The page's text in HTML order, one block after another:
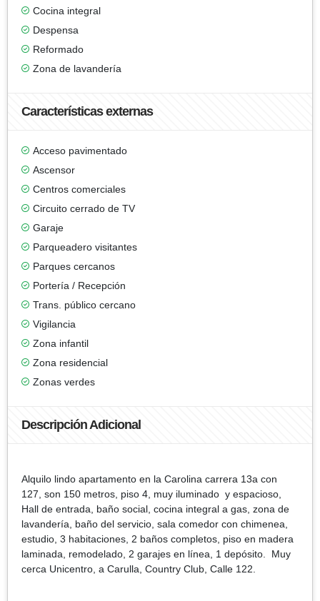
Cocina integral
Despensa
Reformado
Zona de lavandería
Características externas
Acceso pavimentado
Ascensor
Centros comerciales
Circuito cerrado de TV
Garaje
Parqueadero visitantes
Parques cercanos
Portería / Recepción
Trans. público cercano
Vigilancia
Zona infantil
Zona residencial
Zonas verdes
Descripción Adicional
Alquilo lindo apartamento en la Carolina carrera 13a con
127, son 150 metros, piso 4, muy iluminado y espacioso,
Hall de entrada, baño social, cocina integral a gas, zona de
lavandería, baño del servicio, sala comedor con chimenea,
estudio, 3 habitaciones, 2 baños completos, piso en madera
laminada, remodelado, 2 garajes en línea, 1 depósito. Muy
cerca Unicentro, a Carulla, Country Club, Calle 122.